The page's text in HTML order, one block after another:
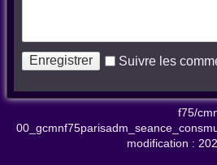
Suivre les
f75/
modification :